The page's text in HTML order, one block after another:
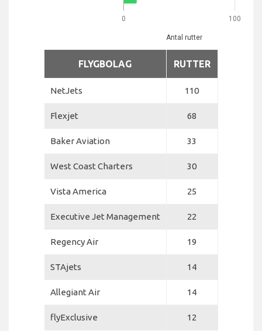
0 100
Antal rutter
FLYGBOLAG RUTTER
NetJets 110
Flexjet 68
Baker Aviation 33
West Coast Charters 30
Vista America 25
Executive Jet Management 22
Regency Air 19
STAjets 14
Allegiant Air 14
flyExclusive 12